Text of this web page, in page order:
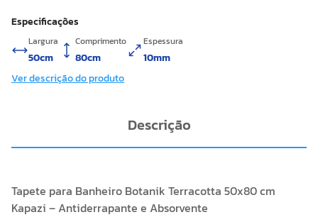
Especificações
Largura
50cm
Comprimento
80cm
Espessura
10mm
Ver descrição do produto
Descrição
Tapete para Banheiro Botanik Terracotta 50x80 cm
Kapazi – Antiderrapante e Absorvente